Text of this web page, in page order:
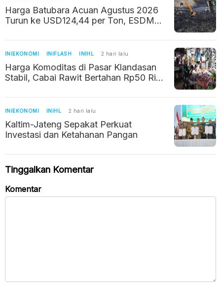
Harga Batubara Acuan Agustus 2026
Turun ke USD124,44 per Ton, ESDM
INIEKONOMI INIFLASH INIHL 2 hari lalu
Harga Komoditas di Pasar Klandasan
Stabil, Cabai Rawit Bertahan Rp50 Ribu
INIEKONOMI INIHL 2 hari lalu
Kaltim-Jateng Sepakat Perkuat
Investasi dan Ketahanan Pangan
Tinggalkan Komentar
Komentar